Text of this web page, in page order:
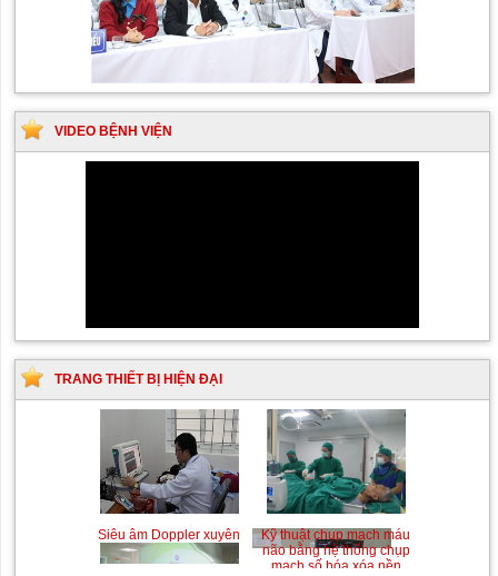
VIDEO BỆNH VIỆN
TRANG THIẾT BỊ HIỆN ĐẠI
Siêu âm Doppler xuyên
sọ
Kỹ thuật chụp mạch máu
não bằng hệ thống chụp
mạch số hóa xóa nền